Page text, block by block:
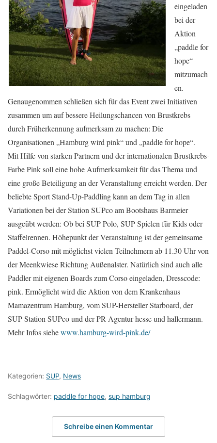
eingeladen
bei der
Aktion
„paddle for
hope“
mitzumach
en.
Genaugenommen schließen sich für das Event zwei Initiativen
zusammen um auf bessere Heilungschancen von Brustkrebs
durch Früherkennung aufmerksam zu machen: Die
Organisationen „Hamburg wird pink“ und „paddle for hope“.
Mit Hilfe von starken Partnern und der internationalen Brustkrebs-
Farbe Pink soll eine hohe Aufmerksamkeit für das Thema und
eine große Beteiligung an der Veranstaltung erreicht werden. Der
beliebte Sport Stand-Up-Paddling kann an dem Tag in allen
Variationen bei der Station SUPco am Bootshaus Barmeier
ausgeübt werden: Ob bei SUP Polo, SUP Spielen für Kids oder
Staffelrennen. Höhepunkt der Veranstaltung ist der gemeinsame
Paddel-Corso mit möglichst vielen Teilnehmern ab 11.30 Uhr von
der Meenkwiese Richtung Außenalster. Natürlich sind auch alle
Paddler mit eigenen Boards zum Corso eingeladen, Dresscode:
pink. Ermöglicht wird die Aktion von dem Krankenhaus
Mamazentrum Hamburg, vom SUP-Hersteller Starboard, der
SUP-Station SUPco und der PR-Agentur hesse und hallermann.
Mehr Infos siehewww.hamburg-wird-pink.de/
Kategorien: SUP, News
Schlagwörter: paddle for hope, sup hamburg
Schreibe einen Kommentar